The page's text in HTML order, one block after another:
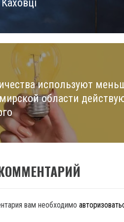
используют
области
вам необходимо